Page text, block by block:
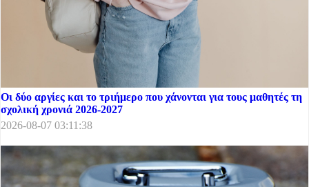
Οι δύο αργίες και το τριήμερο που χάνονται για τους μαθητές τη
σχολική χρονιά 2026-2027
2026-08-07 03:11:38